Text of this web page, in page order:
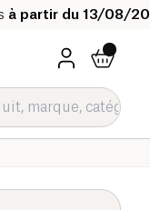
à partir du 13/08/